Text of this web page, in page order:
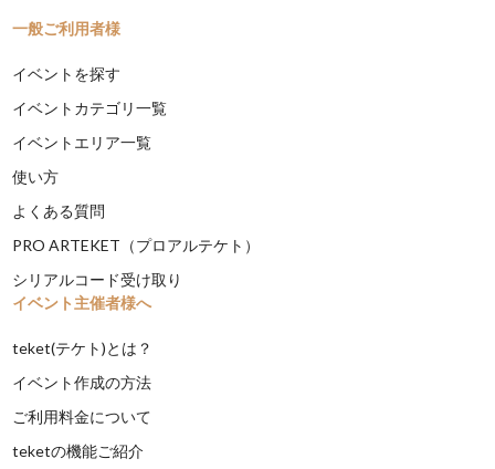
一般ご利用者様
イベントを探す
イベントカテゴリ一覧
イベントエリア一覧
使い方
よくある質問
PRO ARTEKET（プロアルテケト）
シリアルコード受け取り
イベント主催者様へ
teket(テケト)とは？
イベント作成の方法
ご利用料金について
teketの機能ご紹介